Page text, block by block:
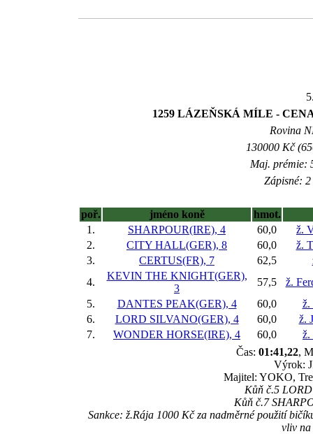
1259 LÁZEŇSKÁ MÍLE -
Rovina
130000 Kč
Maj. prémie:
Zápisné:
poř. jméno koně
hmot.
1.
SHARPOUR(IRE), 4 60,0
ž.
2.
CITY HALL(GER), 8 60,0
ž.
3.
CERTUS(FR), 7 62,5
4.
KEVIN THE KNIGHT(GER),
3
57,5
ž.
5.
DANTES PEAK(GER), 4 60,0
ž.
6.
LORD SILVANO(GER), 4 60,0
ž.
7.
WONDER HORSE(IRE), 4 60,0
ž.
Čas: 01:41,22,
Výrok:
Majitel: YOKO,
Kůň č.5
Kůň č.7
Sankce: ž.Rája 1000 Kč za nadměrné použití
vliv na